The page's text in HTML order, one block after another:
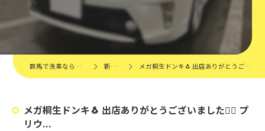
群馬で洗車ならくるくる洗車 新着情報 メガ桐生ドンキ🐧 出店ありがとうございました🙇‍♂️ プリウ...
メガ桐生ドンキ🐧 出店ありがとうございました🙇‍♂️ プ
リウ...